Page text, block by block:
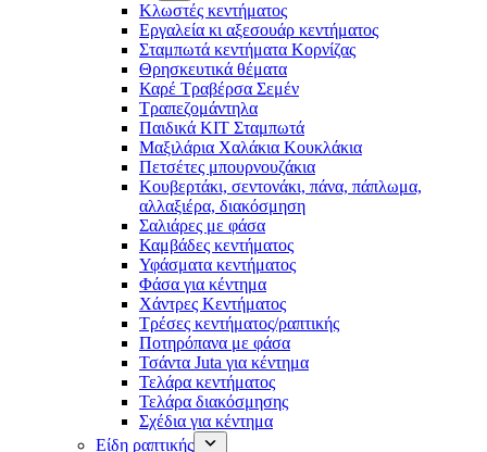
Κλωστές κεντήματος
Eργαλεία κι αξεσουάρ κεντήματος
Σταμπωτά κεντήματα Κορνίζας
Θρησκευτικά θέματα
Καρέ Τραβέρσα Σεμέν
Τραπεζομάντηλα
Παιδικά KIT Σταμπωτά
Μαξιλάρια Χαλάκια Κουκλάκια
Πετσέτες μπουρνουζάκια
Κουβερτάκι, σεντονάκι, πάνα, πάπλωμα,
αλλαξιέρα, διακόσμηση
Σαλιάρες με φάσα
Καμβάδες κεντήματος
Υφάσματα κεντήματος
Φάσα για κέντημα
Χάντρες Κεντήματος
Τρέσες κεντήματος/ραπτικής
Ποτηρόπανα με φάσα
Τσάντα Juta για κέντημα
Τελάρα κεντήματος
Τελάρα διακόσμησης
Σχέδια για κέντημα
Είδη ραπτικής